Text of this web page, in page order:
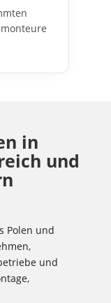
in
und
Polen und
und